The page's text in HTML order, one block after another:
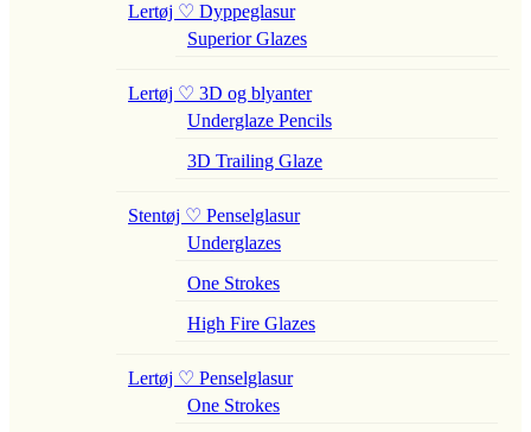
Lertøj ♡ Dyppeglasur
Superior Glazes
Lertøj ♡ 3D og blyanter
Underglaze Pencils
3D Trailing Glaze
Stentøj ♡ Penselglasur
Underglazes
One Strokes
High Fire Glazes
Lertøj ♡ Penselglasur
One Strokes